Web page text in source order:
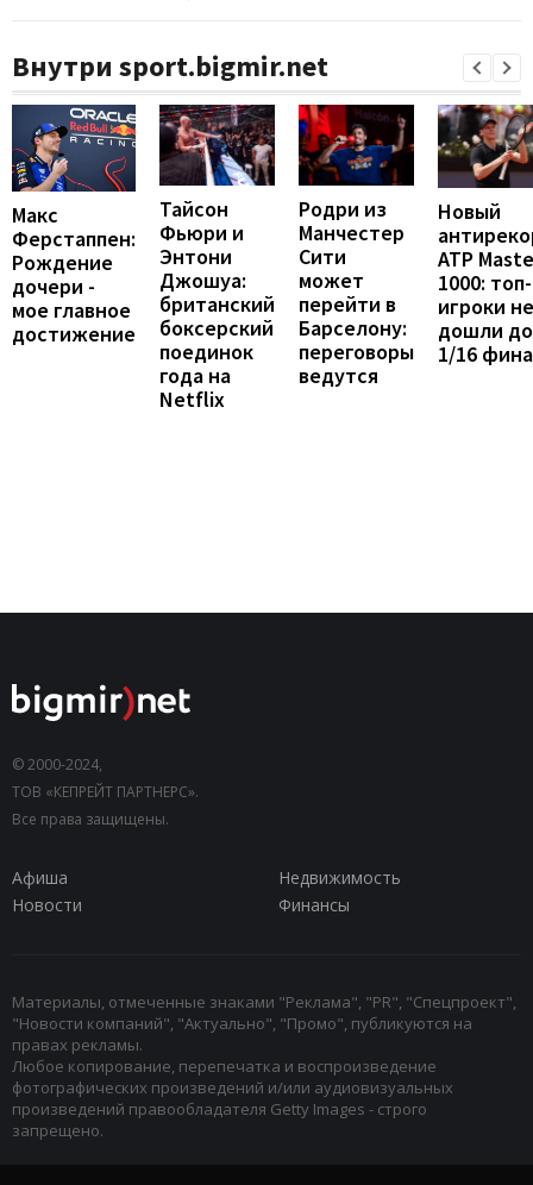
Внутри sport.bigmir.net
Макс
Ферстаппен:
Рождение
дочери -
мое главное
достижение
Тайсон
Фьюри и
Энтони
Джошуа:
британский
боксерский
поединок
года на
Netflix
Родри из
Манчестер
Сити
может
перейти в
Барселону:
переговоры
ведутся
Новый
ATP
1000:
игроки не
дошли до
1/16
© 2000-2024,
ТОВ «КЕПРЕЙТ ПАРТНЕРС».
Все права защищены.
Афиша
Недвижимость
Новости
Финансы
Материалы, отмеченные знаками "Реклама", "PR", "Спецпроект",
"Новости компаний", "Актуально", "Промо", публикуются на
правах рекламы.
Любое копирование, перепечатка и воспроизведение
фотографических произведений и/или аудиовизуальных
произведений правообладателя Getty Images - строго
запрещено.